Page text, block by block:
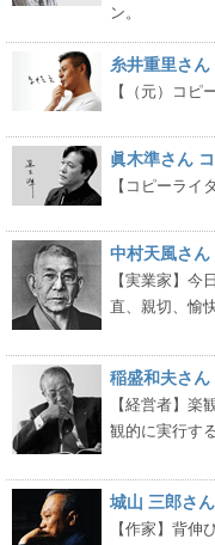
ン。
糸井重里さん
【（元）コピ
眞木準さん
【コピーライ
中村天風さ
【実業家】今
直、親切、愉
稲盛和夫さ
【経営者】楽
観的に実行す
城山 三郎さ
【作家】背伸